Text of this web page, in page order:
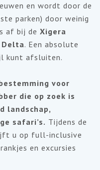
en wordt door de
parken) door weinig
af bij de Xigera
Delta. Een absolute
kunt afsluiten.
voor
die op zoek is
landschap,
safari’s. Tijdens de
u op full-inclusive
en excursies